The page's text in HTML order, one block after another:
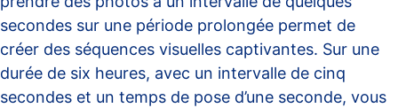
secondes sur une période prolongée permet de
créer des séquences visuelles captivantes. Sur une
durée de six heures, avec un intervalle de cinq
secondes et un temps de pose d’une seconde, vous